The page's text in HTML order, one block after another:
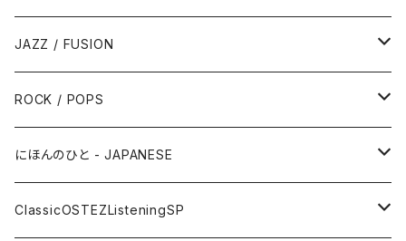
JAZZ / FUSION
ピアノ - Piano
サックス - Saxophone
トランペット - Trumpet
ROCK / POPS
50s-60s POPULAR VOCAL / OLDIES
SURF / INSTRO
にほんのひと - JAPANESE
グループサウンズ - GS
ClassicOSTEZListeningSP